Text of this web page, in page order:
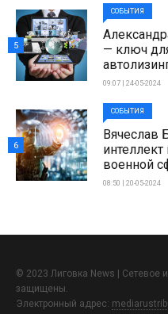
СОБЫТИЯ
— ключ
09:07 | 24-05-2024
5
СОБЫТИЯ
Вячеслав
военной
08:50 | 20-05-2024
6
© 2023 Лиговка News | Сетевое
защищены.
Электронный адрес: